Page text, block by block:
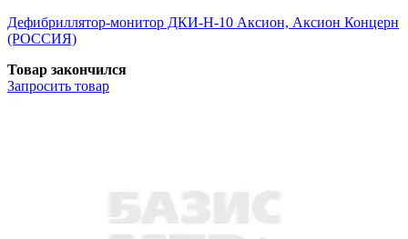
Дефибриллятор-монитор ДКИ-Н-10 Аксион, Аксион Концерн
(РОССИЯ)
Товар закончился
Запросить товар